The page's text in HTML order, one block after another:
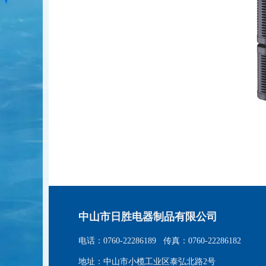
中山市日胜电器制品有限公司
电话：0760-22286189 传真：0760-22286182
地址：中山市小榄工业区泰弘北路2号